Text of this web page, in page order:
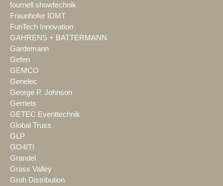
fournell showtechnik
Fraunhofer IDMT
FunTech Innovation
GAHRENS + BATTERMANN
Gardemann
Gefen
GEMCO
Genelec
George P. Johnson
Gerriets
GETEC Eventtechnik
Global Truss
GLP
GO4IT!
Grandel
Grass Valley
Groh Distribution